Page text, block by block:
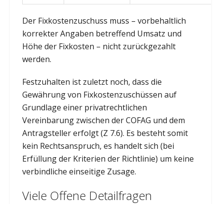
Der Fixkostenzuschuss muss – vorbehaltlich
korrekter Angaben betreffend Umsatz und
Höhe der Fixkosten – nicht zurückgezahlt
werden.
Festzuhalten ist zuletzt noch, dass die
Gewährung von Fixkostenzuschüssen auf
Grundlage einer privatrechtlichen
Vereinbarung zwischen der COFAG und dem
Antragsteller erfolgt (Z 7.6). Es besteht somit
kein Rechtsanspruch, es handelt sich (bei
Erfüllung der Kriterien der Richtlinie) um keine
verbindliche einseitige Zusage.
Viele Offene Detailfragen